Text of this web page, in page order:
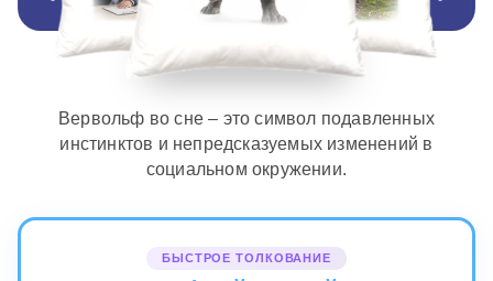
Вервольф во сне – это символ подавленных
инстинктов и непредсказуемых изменений в
социальном окружении.
БЫСТРОЕ ТОЛКОВАНИЕ